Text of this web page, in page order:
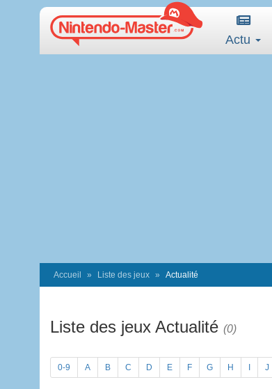
Actu
Accueil Liste des jeux Actualité
Liste des jeux Actualité (0)
0-9 A B C D E F G H J